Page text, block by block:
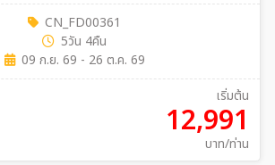
CN_FD00361
5วัน 4คืน
09 ก.ย. 69 - 26 ต.ค. 69
เริ่มต้น
12,991
บาท/ท่าน